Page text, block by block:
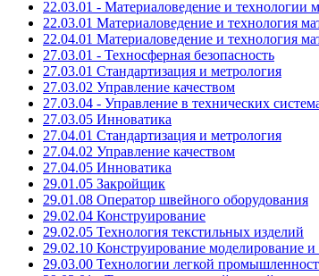
22.03.01 - Материаловедение и технологии
22.03.01 Материаловедение и технология
22.04.01 Материаловедение и технология
27.03.01 - Техносферная безопасность
27.03.01 Стандартизация и метрология
27.03.02 Управление качеством
27.03.04 - Управление в технических
27.03.05 Инноватика
27.04.01 Стандартизация и метрология
27.04.02 Управление качеством
27.04.05 Инноватика
29.01.05 Закройщик
29.01.08 Оператор швейного оборудования
29.02.04 Конструирование
29.02.05 Технология текстильных изделий
29.02.10 Конструирование моделирование
29.03.00 Технологии легкой